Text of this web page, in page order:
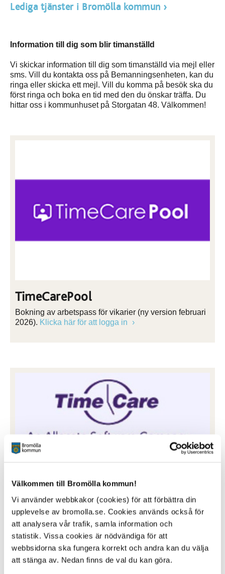
Välkommen till Bromölla kommun!
Vi använder webbkakor (cookies) för att förbättra din
upplevelse av bromolla.se. Cookies används också för
att analysera vår trafik, samla information och
statistik. Vissa cookies är nödvändiga för att
webbsidorna ska fungera korrekt och andra kan du välja
att stänga av. Nedan finns de val du kan göra.
Lediga tjänster i Bromölla kommun
Information till dig som blir timanställd
Vi skickar information till dig som timanställd via mejl eller
sms. Vill du kontakta oss på Bemanningsenheten, kan du
ringa eller skicka ett mejl. Vill du komma på besök ska du
först ringa och boka en tid med den du önskar träffa. Du
hittar oss i kommunhuset på Storgatan 48. Välkommen!
TimeCarePool
Bokning av arbetspass för vikarier (ny version februari
2026). Klicka här för att logga in
Klicka här för att logga in